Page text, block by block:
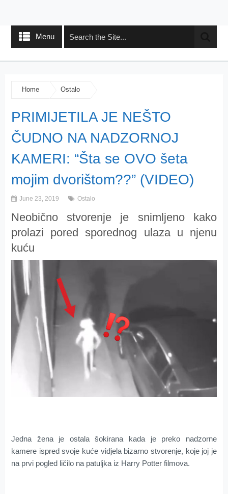
Menu
Home Ostalo
PRIMIJETILA JE NEŠTO
ČUDNO NA NADZORNOJ
KAMERI: “Šta se OVO šeta
mojim dvorištom??” (VIDEO)
June 23, 2019 Ostalo
Neobično stvorenje je snimljeno kako
prolazi pored sporednog ulaza u njenu
kuću
Jedna žena je ostala šokirana kada je preko nadzorne
kamere ispred svoje kuće vidjela bizarno stvorenje, koje joj je
na prvi pogled ličilo na patuljka iz Harry Potter filmova.